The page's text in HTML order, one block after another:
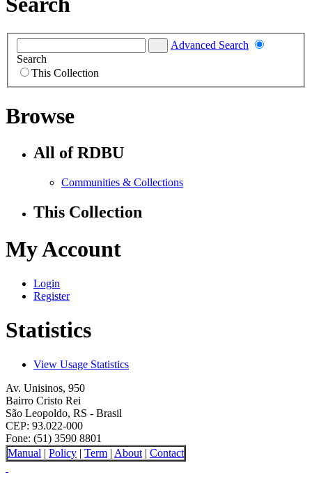
Advanced Search
Search
This Collection
Browse
All of RDBU
Communities & Collections
This Collection
My Account
Login
Register
Statistics
View Usage Statistics
Av. Unisinos, 950
Bairro Cristo Rei
São Leopoldo, RS - Brasil
CEP: 93.022-000
Fone: (51) 3590 8801
Manual | Policy | Term | About | Contact